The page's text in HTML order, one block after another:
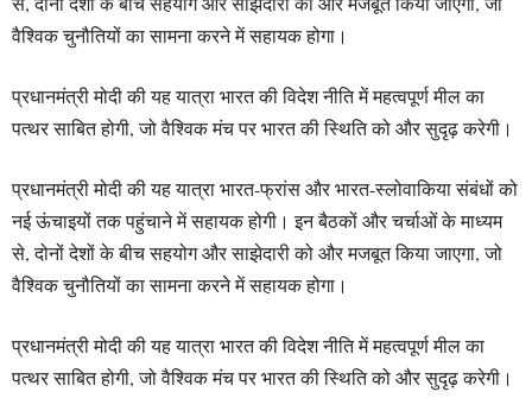
वैश्विक चुनौतियों का सामना करने में सहायक होगा।
प्रधानमंत्री मोदी की यह यात्रा भारत की विदेश नीति में महत्वपूर्ण मील का
पत्थर साबित होगी, जो वैश्विक मंच पर भारत की स्थिति को और सुदृढ़ करेगी।
प्रधानमंत्री मोदी की यह यात्रा भारत-फ्रांस और भारत-स्लोवाकिया संबंधों को
नई ऊंचाइयों तक पहुंचाने में सहायक होगी। इन बैठकों और चर्चाओं के माध्यम
से, दोनों देशों के बीच सहयोग और साझेदारी को और मजबूत किया जाएगा, जो
वैश्विक चुनौतियों का सामना करने में सहायक होगा।
प्रधानमंत्री मोदी की यह यात्रा भारत की विदेश नीति में महत्वपूर्ण मील का
पत्थर साबित होगी, जो वैश्विक मंच पर भारत की स्थिति को और सुदृढ़ करेगी।